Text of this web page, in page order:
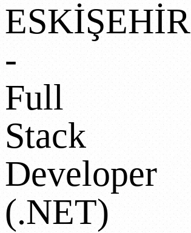
ESKİŞEHİR
-
Full
Stack
Developer
(.NET)